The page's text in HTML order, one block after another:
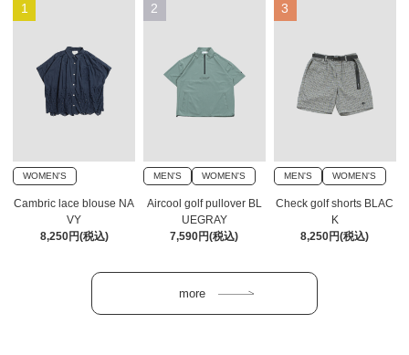
1
WOMEN'S
Cambric lace blouse NA
VY
8,250円(税込)
2
MEN'S WOMEN'S
Aircool golf pullover BL
UEGRAY
7,590円(税込)
3
MEN'S WOMEN'S
Check golf shorts BLAC
K
8,250円(税込)